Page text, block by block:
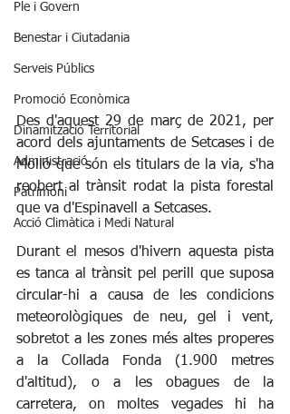
Ple i Govern
Benestar i Ciutadania
Serveis Públics
Promoció Econòmica
Dinamització Territorial
Administració
Patrimoni
Acció Climàtica i Medi Natural
Des d'aquest 29 de març de 2021, per
acord dels ajuntaments de Setcases i de
Molló que són els titulars de la via, s'ha
reobert al trànsit rodat la pista forestal
que va d'Espinavell a Setcases.
Durant el mesos d'hivern aquesta pista
es tanca al trànsit pel perill que suposa
circular-hi a causa de les condicions
meteorològiques de neu, gel i vent,
sobretot a les zones més altes properes
a la Collada Fonda (1.900 metres
d'altitud), o a les obagues de la
carretera, on moltes vegades hi ha